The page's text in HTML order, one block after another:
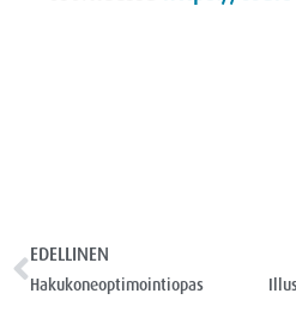
EDELLINEN
Hakukoneoptimointiopas